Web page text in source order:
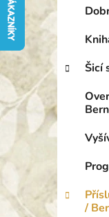
í
a
e
g
o
i
Šicí
/